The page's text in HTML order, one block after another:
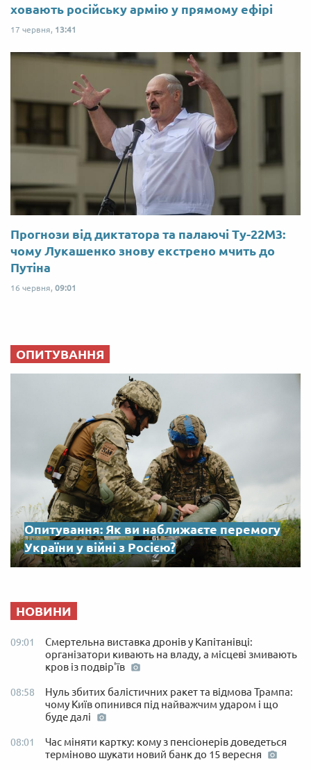
ховають російську армію у прямому ефірі
17 червня, 13:41
Прогнози від диктатора та палаючі Ту-22М3:
чому Лукашенко знову екстрено мчить до
Путіна
16 червня, 09:01
ОПИТУВАННЯ
Опитування: Як ви наближаєте перемогу
України у війні з Росією?
НОВИНИ
09:01
Смертельна виставка дронів у Капітанівці:
організатори кивають на владу, а місцеві змивають
кров із подвір'їв
08:58
Нуль збитих балістичних ракет та відмова Трампа:
чому Київ опинився під найважчим ударом і що
буде далі
08:01
Час міняти картку: кому з пенсіонерів доведеться
терміново шукати новий банк до 15 вересня